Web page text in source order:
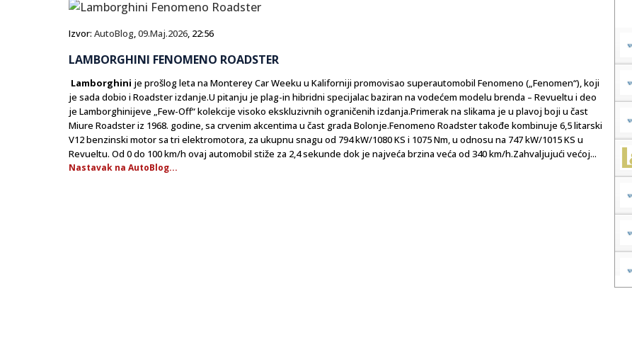
Izvor: AutoBlog,09.Maj.2026, 22:56
LAMBORGHINI FENOMENO ROADSTER
Lamborghini je prošlog leta na Monterey Car Weeku u Kaliforniji promovisao superautomobil Fenomeno („Fenomen“), koji
je sada dobio i Roadster izdanje.U pitanju je plag-in hibridni specijalac baziran na vodećem modelu brenda – Revueltu i deo
je Lamborghinijeve „Few-Off“ kolekcije visoko ekskluzivnih ograničenih izdanja.Primerak na slikama je u plavoj boji u čast
Miure Roadster iz 1968. godine, sa crvenim akcentima u čast grada Bolonje.Fenomeno Roadster takođe kombinuje 6,5 litarski
V12 benzinski motor sa tri elektromotora, za ukupnu snagu od 794 kW/1080 KS i 1075 Nm, u odnosu na 747 kW/1015 KS u
Revueltu. Od 0 do 100 km/h ovaj automobil stiže za 2,4 sekunde dok je najveća brzina veća od 340 km/h.Zahvaljujući većoj...
Nastavak na AutoBlog...